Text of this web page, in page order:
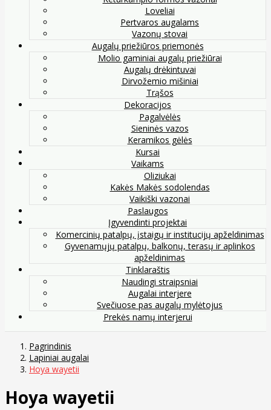
Loveliai
Pertvaros augalams
Vazonų stovai
Augalų priežiūros priemonės
Molio gaminiai augalų priežiūrai
Augalų drėkintuvai
Dirvožemio mišiniai
Trąšos
Dekoracijos
Pagalvėlės
Sieninės vazos
Keramikos gėlės
Kursai
Vaikams
Oliziukai
Kakės Makės sodolendas
Vaikiški vazonai
Paslaugos
Įgyvendinti projektai
Komercinių patalpų, įstaigų ir institucijų apželdinimas
Gyvenamųjų patalpų, balkonų, terasų ir aplinkos
apželdinimas
Tinklaraštis
Naudingi straipsniai
Augalai interjere
Svečiuose pas augalų mylėtojus
Prekės namų interjerui
Pagrindinis
Lapiniai augalai
Hoya wayetii
Hoya wayetii